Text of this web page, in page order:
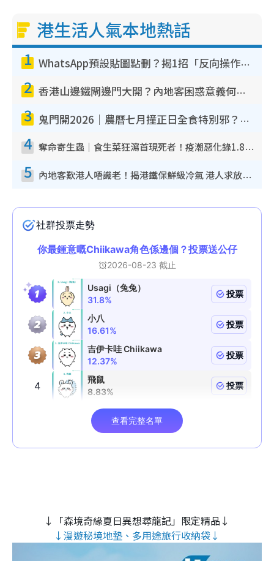
港生活人氣本地熱話
1 WhatsApp預設貼圖點刪？揭1招「反向操作」還原簡潔介面 附3步實測教學
2 香港山邊鐵閘邊門大開？內地客困惑意義何在！網民神回覆：呢種叫法理性防禦
3 鬼門開2026｜農曆七月撞正日全食特別邪？專家警告切忌做一事！揭4大禁忌+2招保平安
4 奪命寄生蟲｜食生菜狂瀉首現死者！疫潮惡化錄1.8萬宗病例 揭洗菜3大謬誤
5 內地客歎港人唔識老！揭港鐵保鮮級冷氣 港人求放過：咪投訴
↓「森境奇緣夏日異想尋龍記」限定精品↓
↓漫遊秘境地墊、多用途旅行收納袋↓